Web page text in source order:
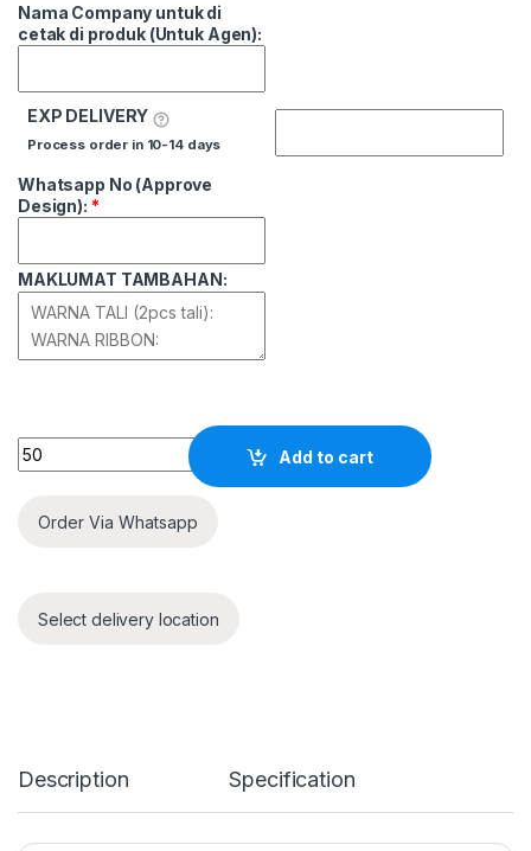
Nama Company untuk di
cetak di produk (Untuk Agen):
EXP DELIVERY
Process order in 10-14 days
Whatsapp No (Approve
Design): *
MAKLUMAT TAMBAHAN:
Quantity
Add to cart
Order Via Whatsapp
Select delivery location
Description Specification